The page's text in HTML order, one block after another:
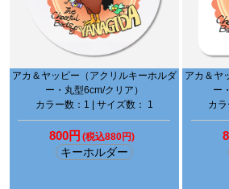
アカ＆ヤッピー（アクリルキーホルダ
ー・丸型6cm/クリア）
カラー数：1 | サイズ数： 1
800円 (税込880円)
キーホルダー
アカ＆ヤ
ー
カ